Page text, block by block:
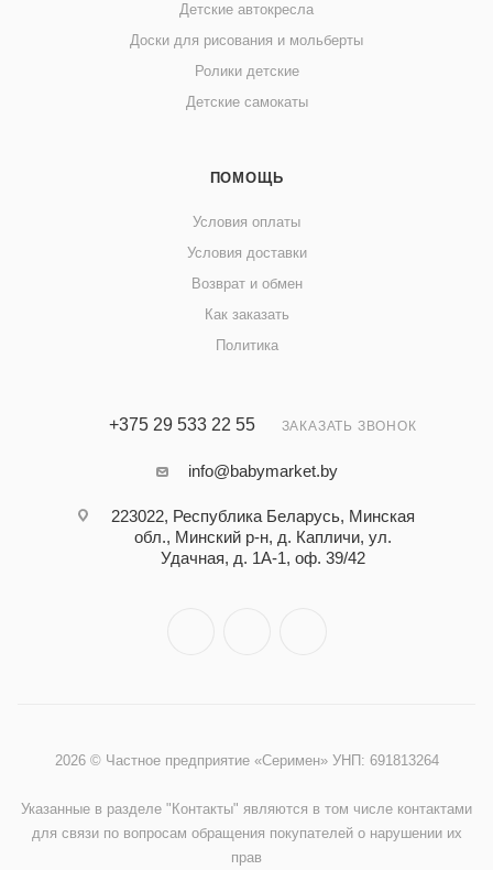
Детские автокресла
Доски для рисования и мольберты
Ролики детские
Детские самокаты
ПОМОЩЬ
Условия оплаты
Условия доставки
Возврат и обмен
Как заказать
Политика
+375 29 533 22 55 ЗАКАЗАТЬ ЗВОНОК
info@babymarket.by
223022, Республика Беларусь, Минская
обл., Минский р-н, д. Капличи, ул.
Удачная, д. 1А-1, оф. 39/42
2026 © Частное предприятие «Серимен» УНП: 691813264
Указанные в разделе "Контакты" являются в том числе контактами
для связи по вопросам обращения покупателей о нарушении их
прав